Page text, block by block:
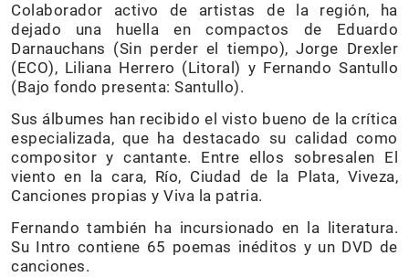
Colaborador activo de artistas de la región, ha
dejado una huella en compactos de Eduardo
Darnauchans (Sin perder el tiempo), Jorge Drexler
(ECO), Liliana Herrero (Litoral) y Fernando Santullo
(Bajo fondo presenta: Santullo).
Sus álbumes han recibido el visto bueno de la crítica
especializada, que ha destacado su calidad como
compositor y cantante. Entre ellos sobresalen El
viento en la cara, Río, Ciudad de la Plata, Viveza,
Canciones propias y Viva la patria.
Fernando también ha incursionado en la literatura.
Su Intro contiene 65 poemas inéditos y un DVD de
canciones.